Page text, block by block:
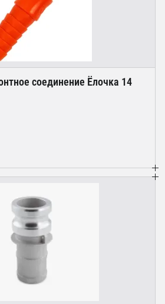
соединение Ёлочка 14